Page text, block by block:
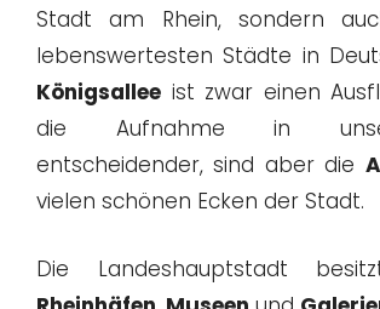
Stadt am Rhein, sondern
lebenswertesten Städte in
Königsallee ist zwar einen
die Aufnahme in
entscheidender, sind aber die
vielen schönen Ecken der Stadt.
Die Landeshauptstadt